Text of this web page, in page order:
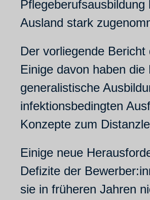
Ausland stark
Der vorliegende
Einige davon haben
generalistische
infektionsbedingten
Konzepte zum
Einige neue
Defizite der
sie in früheren Jahren